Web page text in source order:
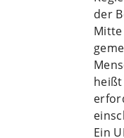
der
Ein